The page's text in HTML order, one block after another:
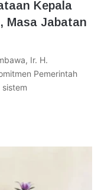
Kepala
Masa Jabatan
Ir. H.
Pemerintah